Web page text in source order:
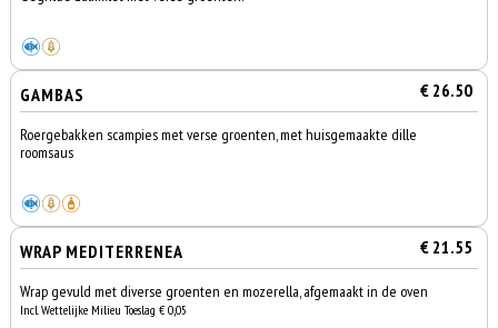
GAMBAS € 26.50
Roergebakken scampies met verse groenten, met huisgemaakte dille
roomsaus
WRAP MEDITERRENEA € 21.55
Wrap gevuld met diverse groenten en mozerella, afgemaakt in de oven
Incl. Wettelijke Milieu Toeslag € 0,05